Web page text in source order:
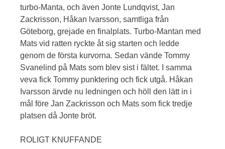
turbo-Manta, och även Jonte Lundqvist, Jan
Zackrisson, Håkan lvarsson, samtliga från
Göteborg, grejade en finalplats. Turbo-Mantan med
Mats vid ratten ryckte åt sig starten och ledde
genom de första kurvorna. Sedan vände Tommy
Svanelind på Mats som blev sist i fältet. I samma
veva fick Tommy punktering och fick utgå. Håkan
Ivarsson ärvde nu ledningen och höll den lätt in i
mål före Jan Zackrisson och Mats som fick tredje
platsen då Jonte bröt.
ROLIGT KNUFFANDE